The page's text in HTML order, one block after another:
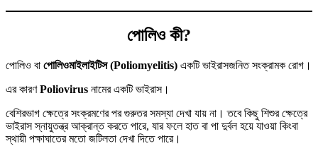
পোলিও কী?
পোলিও বা পোলিওমাইলাইটিস (Poliomyelitis) একটি ভাইরাসজনিত সংক্রামক রোগ।
এর কারণPoliovirus নামের একটি ভাইরাস।
বেশিরভাগ ক্ষেত্রে সংক্রমণের পর গুরুতর সমস্যা দেখা যায় না। তবে কিছু শিশুর ক্ষেত্রে
ভাইরাস স্নায়ুতন্ত্র আক্রান্ত করতে পারে, যার ফলে হাত বা পা দুর্বল হয়ে যাওয়া কিংবা
স্থায়ী পক্ষাঘাতের মতো জটিলতা দেখা দিতে পারে।